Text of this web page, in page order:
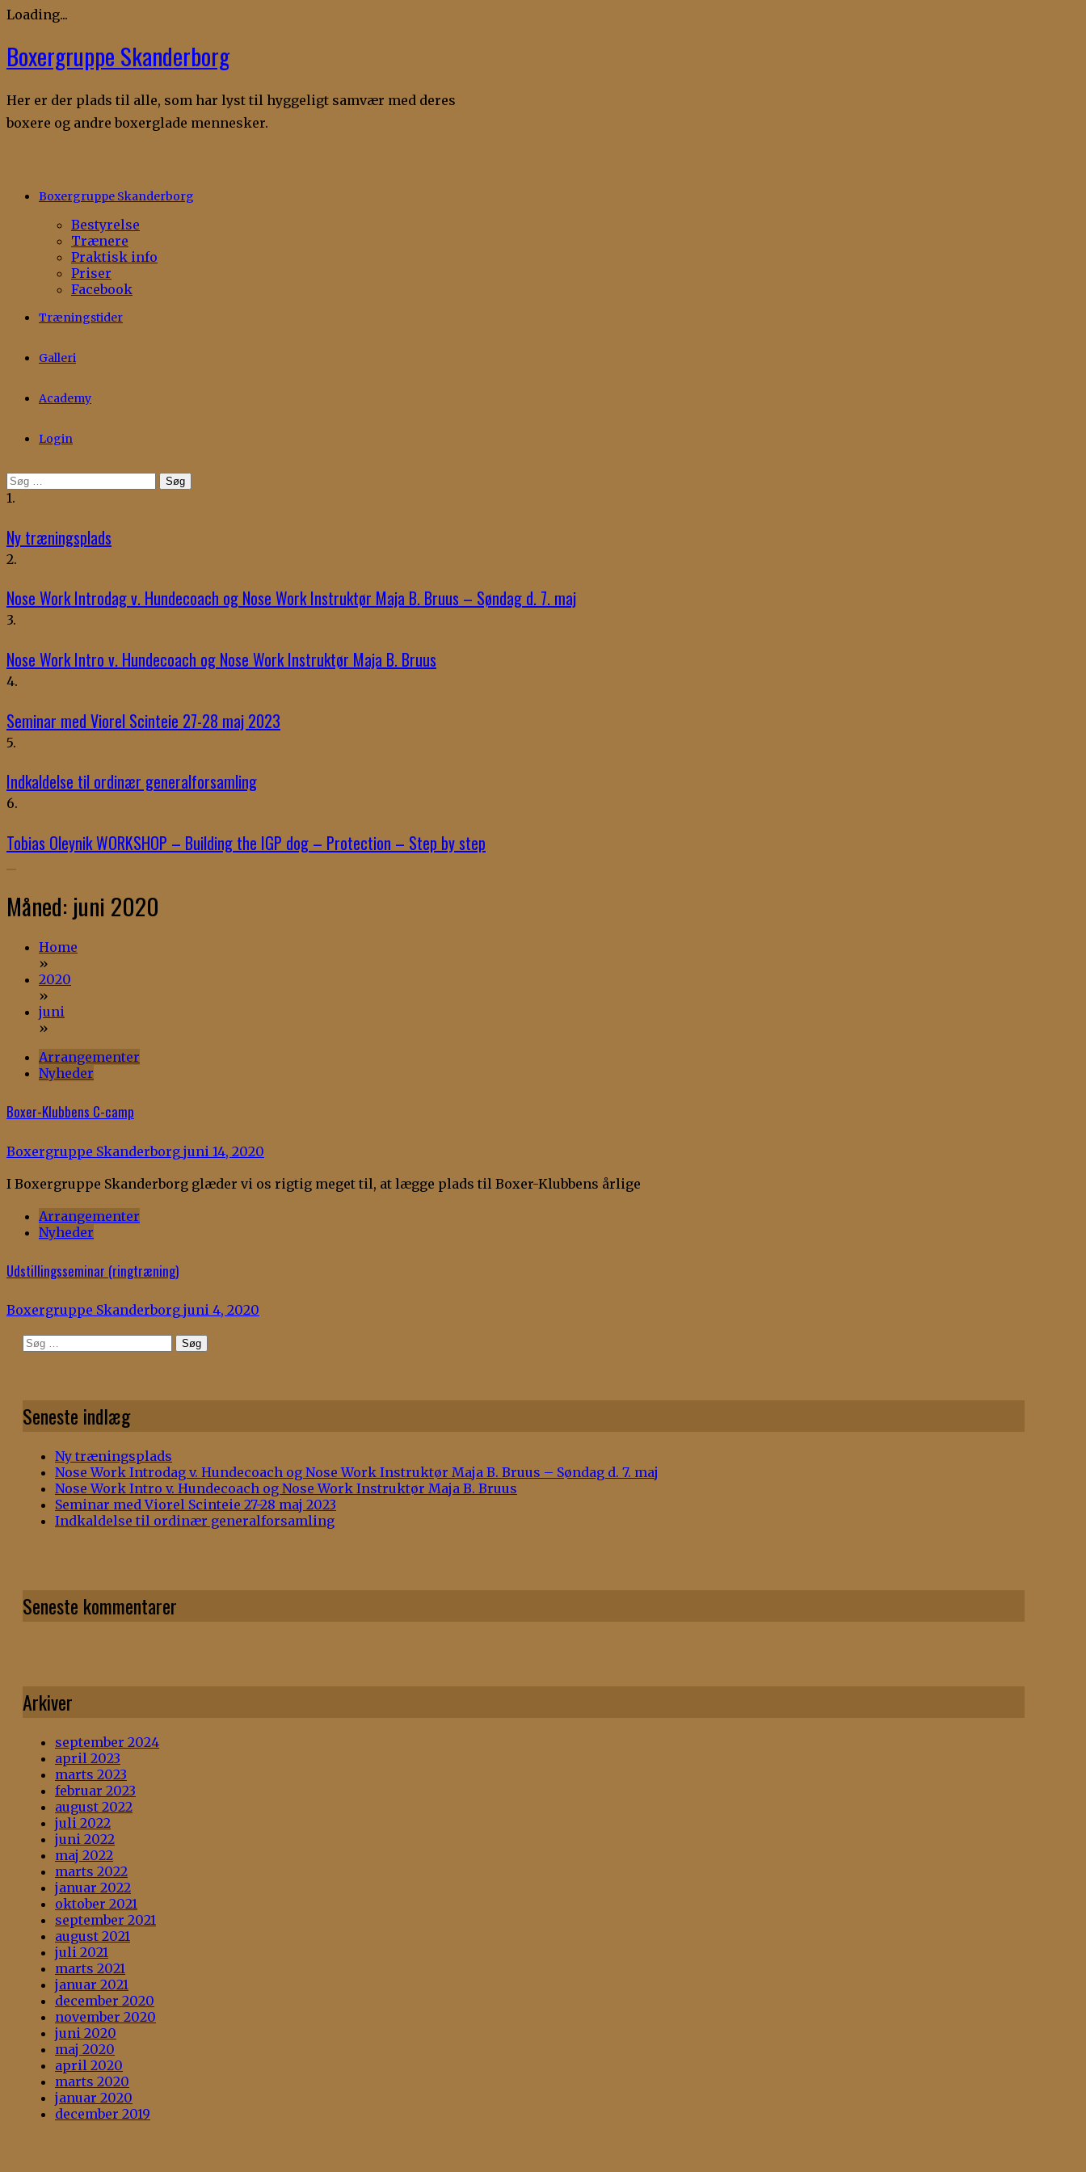
Loading...
Skip
to
Boxergruppe Skanderborg
Her er der plads til alle, som har lyst til hyggeligt samvær med deres
boxere og andre boxerglade mennesker.
Boxergruppe Skanderborg
Bestyrelse
Trænere
Praktisk info
Priser
Facebook
Træningstider
Galleri
Academy
Login
Søg
efter:
1.
Ny træningsplads
2.
Nose Work Introdag v. Hundecoach og Nose Work Instruktør Maja B. Bruus – Søndag d. 7. maj
3.
Nose Work Intro v. Hundecoach og Nose Work Instruktør Maja B. Bruus
4.
Seminar med Viorel Scinteie 27-28 maj 2023
5.
Indkaldelse til ordinær generalforsamling
6.
Tobias Oleynik WORKSHOP – Building the IGP dog – Protection – Step by step
Måned: juni 2020
Home
»
2020
»
juni
»
Arrangementer
Nyheder
Boxer-Klubbens C-camp
Boxergruppe Skanderborg juni 14, 2020
I Boxergruppe Skanderborg glæder vi os rigtig meget til, at lægge plads til Boxer-Klubbens årlige
Arrangementer
Nyheder
Udstillingsseminar (ringtræning)
Boxergruppe Skanderborg juni 4, 2020
Søg
Seneste indlæg
Ny træningsplads
Nose Work Introdag v. Hundecoach og Nose Work Instruktør Maja B. Bruus – Søndag d. 7. maj
Nose Work Intro v. Hundecoach og Nose Work Instruktør Maja B. Bruus
Seminar med Viorel Scinteie 27-28 maj 2023
Indkaldelse til ordinær generalforsamling
Seneste kommentarer
Arkiver
september 2024
april 2023
marts 2023
februar 2023
august 2022
juli 2022
juni 2022
maj 2022
marts 2022
januar 2022
oktober 2021
september 2021
august 2021
juli 2021
marts 2021
januar 2021
december 2020
november 2020
juni 2020
maj 2020
april 2020
marts 2020
januar 2020
december 2019